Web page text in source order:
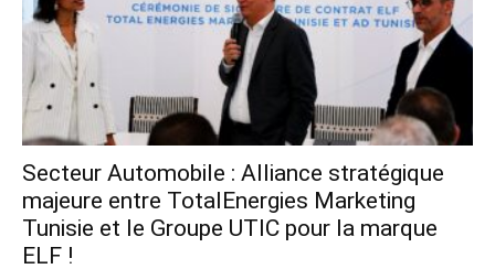
Secteur Automobile : Alliance stratégique
majeure entre TotalEnergies Marketing
Tunisie et le Groupe UTIC pour la marque
ELF !